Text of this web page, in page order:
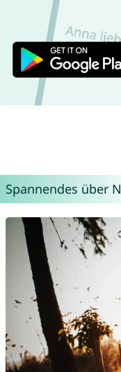
Spannendes über